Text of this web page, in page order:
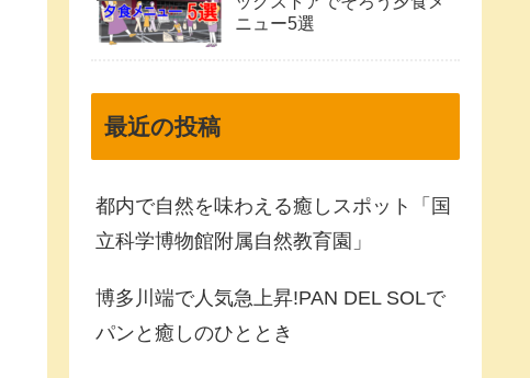
ニュー5選
最近の投稿
都内で自然を味わえる癒しスポット「国
立科学博物館附属自然教育園」
博多川端で人気急上昇!PAN DEL SOLで
パンと癒しのひととき